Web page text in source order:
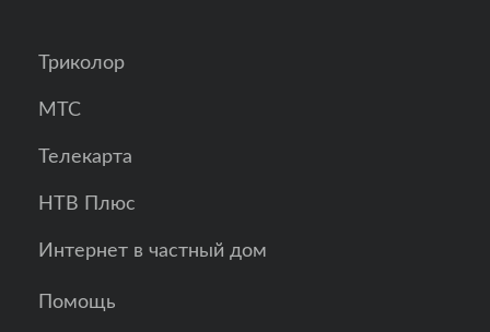
Триколор
МТС
Телекарта
НТВ Плюс
Интернет в частный дом
Помощь